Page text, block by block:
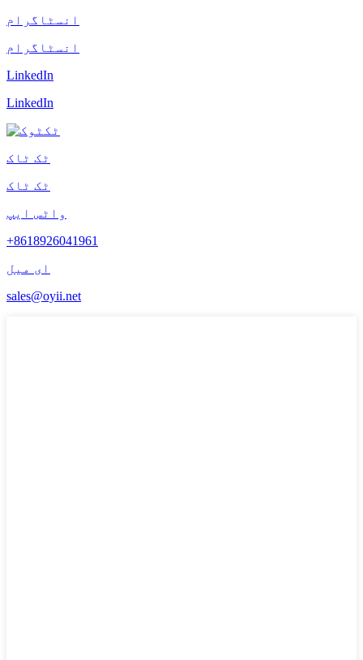
انسٹاگرام
انسٹاگرام
LinkedIn
LinkedIn
ٹک ٹاک
ٹک ٹاک
واٹس ایپ
+8618926041961
ای میل
sales@oyii.net